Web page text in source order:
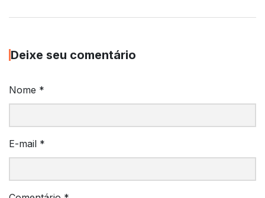
Deixe seu comentário
Nome *
E-mail *